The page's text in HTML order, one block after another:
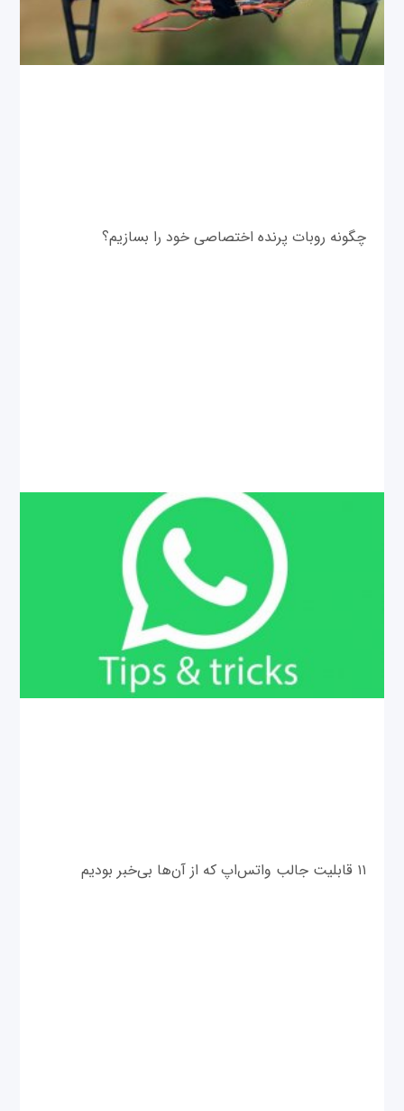
چگونه روبات پرنده اختصاصی خود را بسازیم؟
۱۱ قابلیت جالب واتس‌اپ که از آن‌ها بی‌خبر بودیم